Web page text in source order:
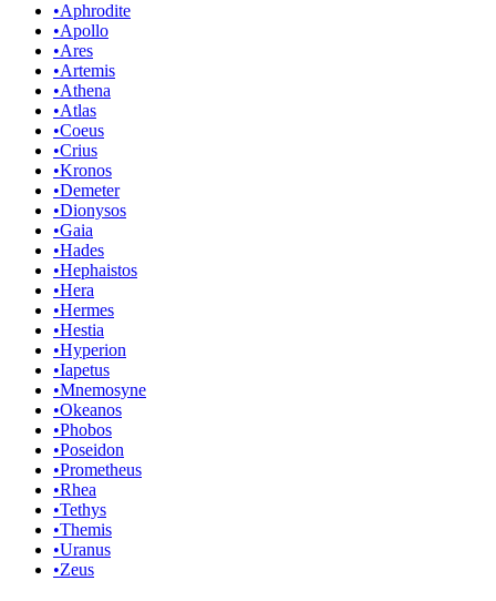
•Aphrodite
•Apollo
•Ares
•Artemis
•Athena
•Atlas
•Coeus
•Crius
•Kronos
•Demeter
•Dionysos
•Gaia
•Hades
•Hephaistos
•Hera
•Hermes
•Hestia
•Hyperion
•Iapetus
•Mnemosyne
•Okeanos
•Phobos
•Poseidon
•Prometheus
•Rhea
•Tethys
•Themis
•Uranus
•Zeus